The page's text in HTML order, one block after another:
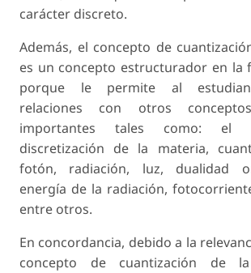
carácter discreto.
Además, el concepto de
es un concepto estructurador en la
porque le permite al
relaciones con otros
importantes tales como: el
discretización de la materia,
fotón, radiación, luz, dualidad
energía de la radiación,
entre otros.
En concordancia, debido a la
concepto de cuantización de